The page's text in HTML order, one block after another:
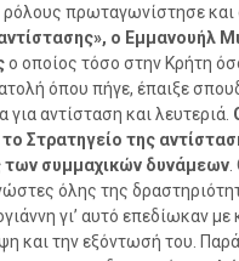
ρόλους πρωταγωνίστησε και
ο Εμμανουήλ
ο οποίος τόσο στην Κρήτη
όπου πήγε, έπαιξε
αντίσταση και λευτεριά.
το Στρατηγείο της
των συμμαχικών δυνάμεων.
όλης της
γι’ αυτό επεδίωκαν με
και την εξόντωσή του. Παρά